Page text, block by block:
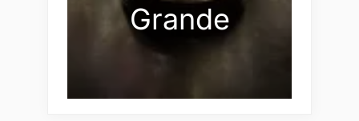
Grande